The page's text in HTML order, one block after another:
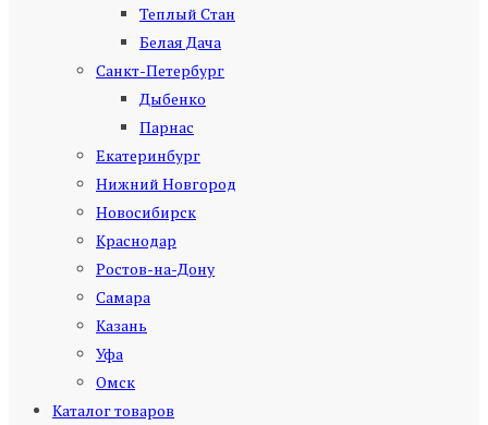
Теплый Стан
Белая Дача
Санкт-Петербург
Дыбенко
Парнас
Екатеринбург
Нижний Новгород
Новосибирск
Краснодар
Ростов-на-Дону
Самара
Казань
Уфа
Омск
Каталог товаров